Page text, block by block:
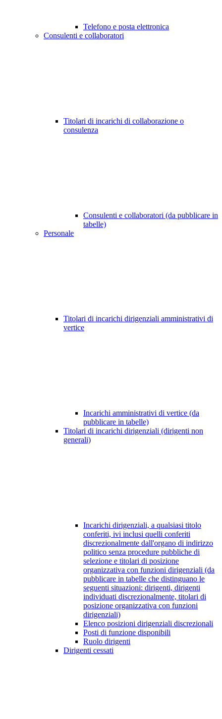
Telefono e posta elettronica
Consulenti e collaboratori
Titolari di incarichi di collaborazione o
consulenza
Consulenti e collaboratori (da pubblicare in
tabelle)
Personale
Titolari di incarichi dirigenziali amministrativi di
vertice
Incarichi amministrativi di vertice (da
pubblicare in tabelle)
Titolari di incarichi dirigenziali (dirigenti non
generali)
Incarichi dirigenziali, a qualsiasi titolo
conferiti, ivi inclusi quelli conferiti
discrezionalmente dall'organo di indirizzo
politico senza procedure pubbliche di
selezione e titolari di posizione
organizzativa con funzioni dirigenziali (da
pubblicare in tabelle che distinguano le
seguenti situazioni: dirigenti, dirigenti
individuati discrezionalmente, titolari di
posizione organizzativa con funzioni
dirigenziali)
Elenco posizioni dirigenziali discrezionali
Posti di funzione disponibili
Ruolo dirigenti
Dirigenti cessati